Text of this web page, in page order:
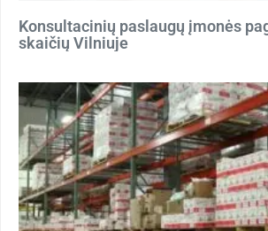
Konsultacinių paslaugų įmonės
skaičių Vilniuje